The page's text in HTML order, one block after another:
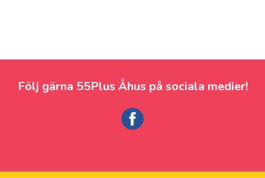
Följ gärna 55Plus Åhus på sociala medier!